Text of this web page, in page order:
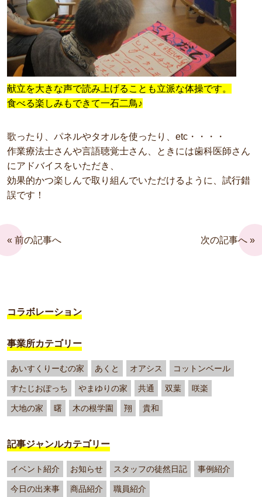
献立を大きな声で読み上げることも立派な体操です。
食べる楽しみもできて一石二鳥♪
歌ったり、パネルやタオルを使ったり、etc・・・・
作業療法士さんや言語聴覚士さん、ときには歯科医師さん
にアドバイスをいただき、
効果的かつ楽しんで取り組んでいただけるように、試行錯
誤です！
« 前の記事へ 次の記事へ »
コラボレーション
事業所カテゴリー
あいすくりーむの家 あくと オアシス コットンベール
すたじおぽっち やまゆりの家 共通 双葉 咲楽
大地の家 曙 木の根学園 翔 貴和
記事ジャンルカテゴリー
イベント紹介 お知らせ スタッフの徒然日記 事例紹介
今日の出来事 商品紹介 職員紹介